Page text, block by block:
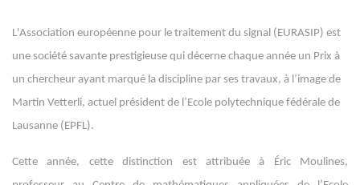
L'Association européenne pour le traitement du signal (EURASIP) est
une société savante prestigieuse qui décerne chaque année un Prix à
un chercheur ayant marqué la discipline par ses travaux, à l’image de
Martin Vetterli, actuel président de l’Ecole polytechnique fédérale de
Lausanne (EPFL).
Cette année, cette distinction est attribuée à Éric Moulines,